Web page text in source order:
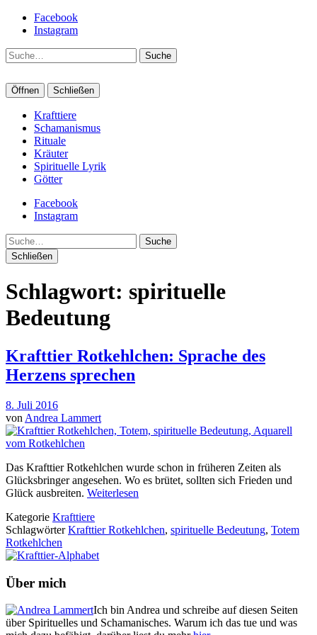
Facebook
Instagram
Suche
Öffnen Schließen
Krafttiere
Schamanismus
Rituale
Kräuter
Spirituelle Lyrik
Götter
Facebook
Instagram
Suche
Schließen
Schlagwort: spirituelle
Bedeutung
Krafttier Rotkehlchen: Sprache des
Herzens sprechen
8. Juli 2016
von Andrea Lammert
Das Krafttier Rotkehlchen wurde schon in früheren Zeiten als
Glücksbringer angesehen. Wo es brütet, sollten sich Frieden und
Glück ausbreiten. Weiterlesen
Kategorie Krafttiere
SchlagwörterKrafttier Rotkehlchen, spirituelle Bedeutung, Totem
Rotkehlchen
Über mich
Ich bin Andrea und schreibe auf diesen Seiten
über Spirituelles und Schamanisches. Warum ich das tue und was